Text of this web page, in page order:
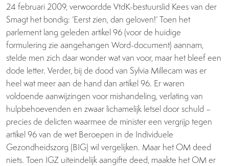
24 februari 2009, verwoordde VtdK-bestuurslid Kees van der
Smagt het bondig: ‘Eerst zien, dan geloven!’ Toen het
parlement lang geleden artikel 96 (voor de huidige
formulering zie aangehangen Word-document) aannam,
stelde men zich daar wonder wat van voor, maar het bleef een
dode letter. Verder, bij de dood van Sylvia Millecam was er
heel wat meer aan de hand dan artikel 96. Er waren
voldoende aanwijzingen voor mishandeling, verlating van
hulpbehoevenden en zwaar lichamelijk letsel door schuld –
precies de delicten waarmee de minister een vergrijp tegen
artikel 96 van de wet Beroepen in de Individuele
Gezondheidszorg (BIG) wil vergelijken. Maar het OM deed
niets. Toen IGZ uiteindelijk aangifte deed, maakte het OM er